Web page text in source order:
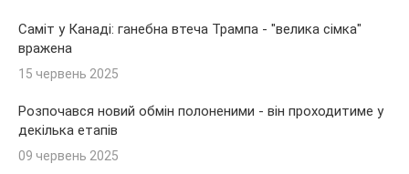
Саміт у Канаді: ганебна втеча Трампа - "велика сімка"
вражена
15 червень 2025
Розпочався новий обмін полоненими - він проходитиме у
декілька етапів
09 червень 2025